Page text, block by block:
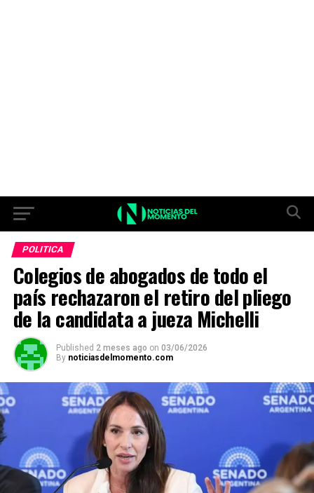
POLITICA
Colegios de abogados de todo el
país rechazaron el retiro del pliego
de la candidata a jueza Michelli
Published 2 meses ago on 03/06/2026
By noticiasdelmomento.com